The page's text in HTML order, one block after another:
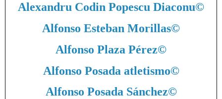
Alexandru Codin Popescu Diaconu©
Alfonso Esteban Morillas©
Alfonso Plaza Pérez©
Alfonso Posada atletismo©
Alfonso Posada Sánchez©